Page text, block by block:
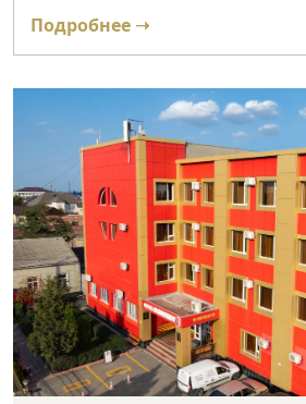
Подробнее ➝